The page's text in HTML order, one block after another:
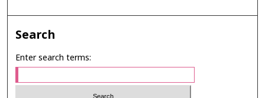
Search
Enter search terms: